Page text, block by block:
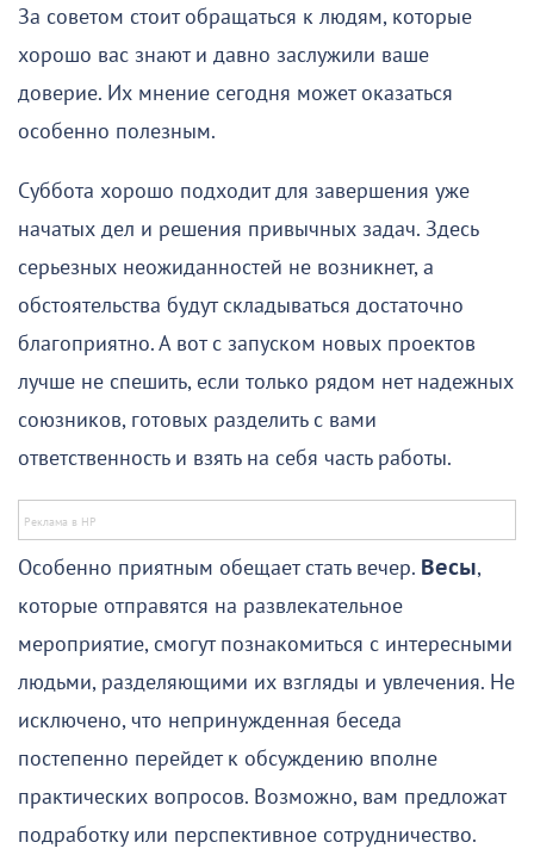
За советом стоит обращаться к людям, которые
хорошо вас знают и давно заслужили ваше
доверие. Их мнение сегодня может оказаться
особенно полезным.
Суббота хорошо подходит для завершения уже
начатых дел и решения привычных задач. Здесь
серьезных неожиданностей не возникнет, а
обстоятельства будут складываться достаточно
благоприятно. А вот с запуском новых проектов
лучше не спешить, если только рядом нет надежных
союзников, готовых разделить с вами
ответственность и взять на себя часть работы.
Особенно приятным обещает стать вечер. Весы,
которые отправятся на развлекательное
мероприятие, смогут познакомиться с интересными
людьми, разделяющими их взгляды и увлечения. Не
исключено, что непринужденная беседа
постепенно перейдет к обсуждению вполне
практических вопросов. Возможно, вам предложат
подработку или перспективное сотрудничество.